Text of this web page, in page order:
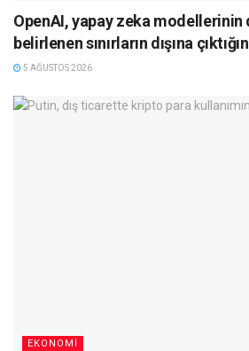
OpenAI, yapay zeka modellerinin
belirlenen sınırların dışına
5 AĞUSTOS 2026
EKONOMI